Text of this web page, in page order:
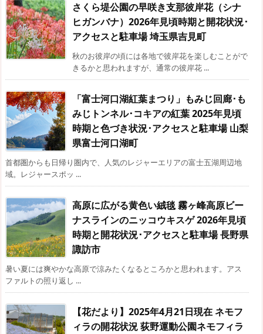
さくら堤公園の早咲き支那彼岸花（シナ
ヒガンバナ）2026年見頃時期と開花状況･
アクセスと駐車場 埼玉県吉見町
秋のお彼岸の頃には各地で彼岸花を楽しむことがで
きるかと思われますが、通常の彼岸花 ...
「富士河口湖紅葉まつり」もみじ回廊･も
みじトンネル･コキアの紅葉 2025年見頃
時期と色づき状況･アクセスと駐車場 山梨
県富士河口湖町
首都圏からも日帰り圏内で、人気のレジャーエリアの富士五湖周辺地
域。レジャースポッ ...
高原に広がる黄色い絨毯 霧ヶ峰高原ビー
ナスラインのニッコウキスゲ 2026年見頃
時期と開花状況･アクセスと駐車場 長野県
諏訪市
暑い夏には爽やかな高原で涼みたくなるところかと思われます。アス
ファルトの照り返し ...
【花だより】2025年4月21日現在 ネモフ
ィラの開花状況 荻野運動公園ネモフィラ